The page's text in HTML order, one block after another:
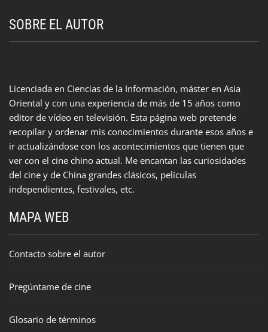
SOBRE EL AUTOR
Licenciada en Ciencias de la Información, máster en Asia
Oriental y con una experiencia de más de 15 años como
editor de vídeo en televisión. Esta página web pretende
recopilar y ordenar mis conocimientos durante esos años e
ir actualizándose con los acontecimientos que tienen que
ver con el cine chino actual. Me encantan las curiosidades
del cine y de China grandes clásicos, películas
independientes, festivales, etc.
MAPA WEB
Contacto sobre el autor
Pregúntame de cine
Glosario de términos